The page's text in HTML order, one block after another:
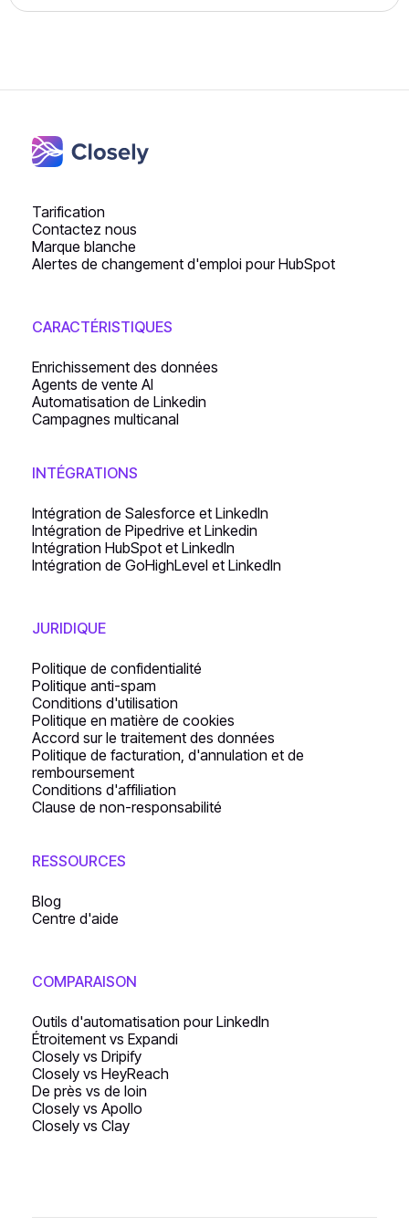
les données par canal de campagne, par personne ou
progression à travers les étapes, les suivis, le scoring et
Tarification
Contactez nous
Marque blanche
Alertes de changement d'emploi pour HubSpot
CARACTÉRISTIQUES
Enrichissement des données
Agents de vente AI
Automatisation de Linkedin
Campagnes multicanal
INTÉGRATIONS
Intégration de Salesforce et LinkedIn
Intégration de Pipedrive et Linkedin
Intégration HubSpot et LinkedIn
Intégration de GoHighLevel et LinkedIn
JURIDIQUE
Politique de confidentialité
Politique anti-spam
Conditions d'utilisation
Politique en matière de cookies
Accord sur le traitement des données
Politique de facturation, d'annulation et de
remboursement
Conditions d'affiliation
Clause de non-responsabilité
RESSOURCES
Blog
Centre d'aide
COMPARAISON
Outils d'automatisation pour LinkedIn
Étroitement vs Expandi
Closely vs Dripify
Closely vs HeyReach
De près vs de loin
Closely vs Apollo
Closely vs Clay